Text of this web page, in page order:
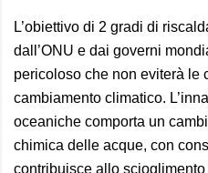
L’obiettivo di 2 gradi di
dall’ONU e dai governi
pericoloso che non eviterà le
cambiamento climatico.
oceaniche comporta un
chimica delle acque, con
contribuisce allo scioglimento